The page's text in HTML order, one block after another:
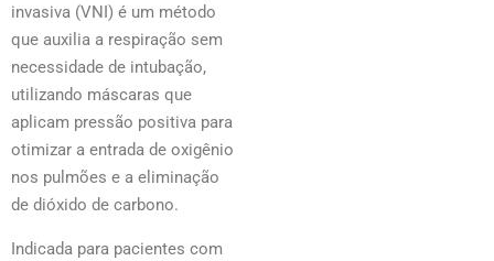
invasiva (VNI) é um método
que auxilia a respiração sem
necessidade de intubação,
utilizando máscaras que
aplicam pressão positiva para
otimizar a entrada de oxigênio
nos pulmões e a eliminação
de dióxido de carbono.
Indicada para pacientes com